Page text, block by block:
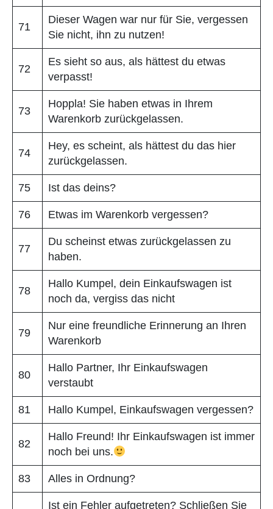
71
Dieser Wagen war nur für Sie, vergessen
Sie nicht, ihn zu nutzen!
72
Es sieht so aus, als hättest du etwas
verpasst!
73
Hoppla! Sie haben etwas in Ihrem
Warenkorb zurückgelassen.
74
Hey, es scheint, als hättest du das hier
zurückgelassen.
75 Ist das deins?
76 Etwas im Warenkorb vergessen?
77
Du scheinst etwas zurückgelassen zu
haben.
78
Hallo Kumpel, dein Einkaufswagen ist
noch da, vergiss das nicht
79
Nur eine freundliche Erinnerung an Ihren
Warenkorb
80
Hallo Partner, Ihr Einkaufswagen
verstaubt
81 Hallo Kumpel, Einkaufswagen vergessen?
82
Hallo Freund! Ihr Einkaufswagen ist immer
noch bei uns.
83 Alles in Ordnung?
Ist ein Fehler aufgetreten? Schließen Sie